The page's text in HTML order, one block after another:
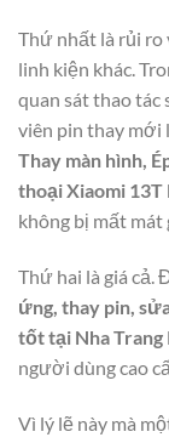
Thứ nhất là rủi ro
linh kiện khác.
quan sát thao tác
viên pin thay mới
Thay màn hình,
thoại Xiaomi 13T
không bị mất mát
Thứ hai là giá cả.
ứng, thay pin,
tốt tại Nha Trang
người dùng cao
Vì lý lẽ này mà